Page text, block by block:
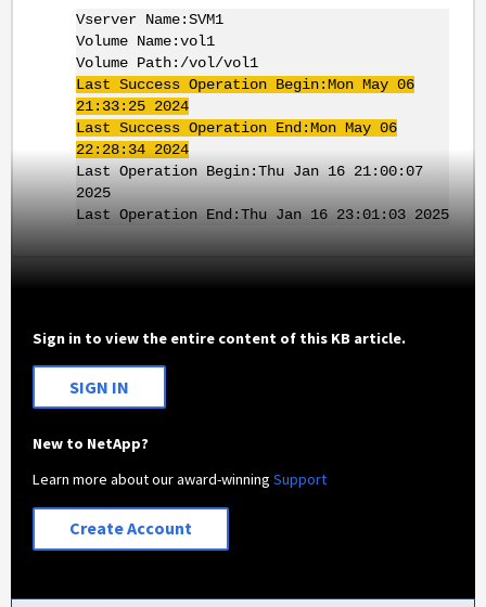
Vserver Name:SVM1
Volume Name:vol1
Volume Path:/vol/vol1
Last Success Operation Begin:Mon May 06
21:33:25 2024
Last Success Operation End:Mon May 06
22:28:34 2024
Last Operation Begin:Thu Jan 16 21:00:07
2025
Last Operation End:Thu Jan 16 23:01:03 2025
Sign in to view the entire content of this KB article.
SIGN IN
New to NetApp?
Learn more about our award-winningSupport
Create Account